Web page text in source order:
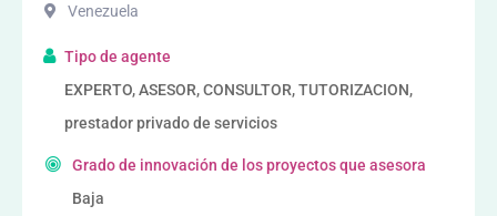
Venezuela
Tipo de agente
EXPERTO, ASESOR, CONSULTOR, TUTORIZACION,
prestador privado de servicios
Grado de innovación de los proyectos que asesora
Baja